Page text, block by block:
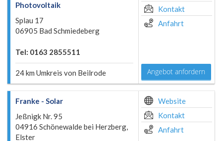
Photovoltaik
Splau 17
06905 Bad Schmiedeberg
Tel: 0163 2855511
24 km Umkreis von Beilrode
Kontakt
Anfahrt
Angebot anfordern
Franke - Solar
Jeßnigk Nr. 95
04916 Schönewalde bei Herzberg,
Elster
Website
Kontakt
Anfahrt